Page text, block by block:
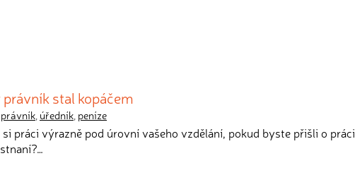
stal kopáčem
právník, úředník, peníze
práci výrazně pod úrovní vašeho vzdělání, pokud byste přišli o práci